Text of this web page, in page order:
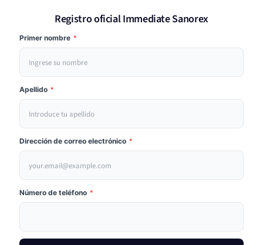
Registro oficial Immediate Sanorex
Primer nombre *
Apellido *
Dirección de correo electrónico *
Número de teléfono *